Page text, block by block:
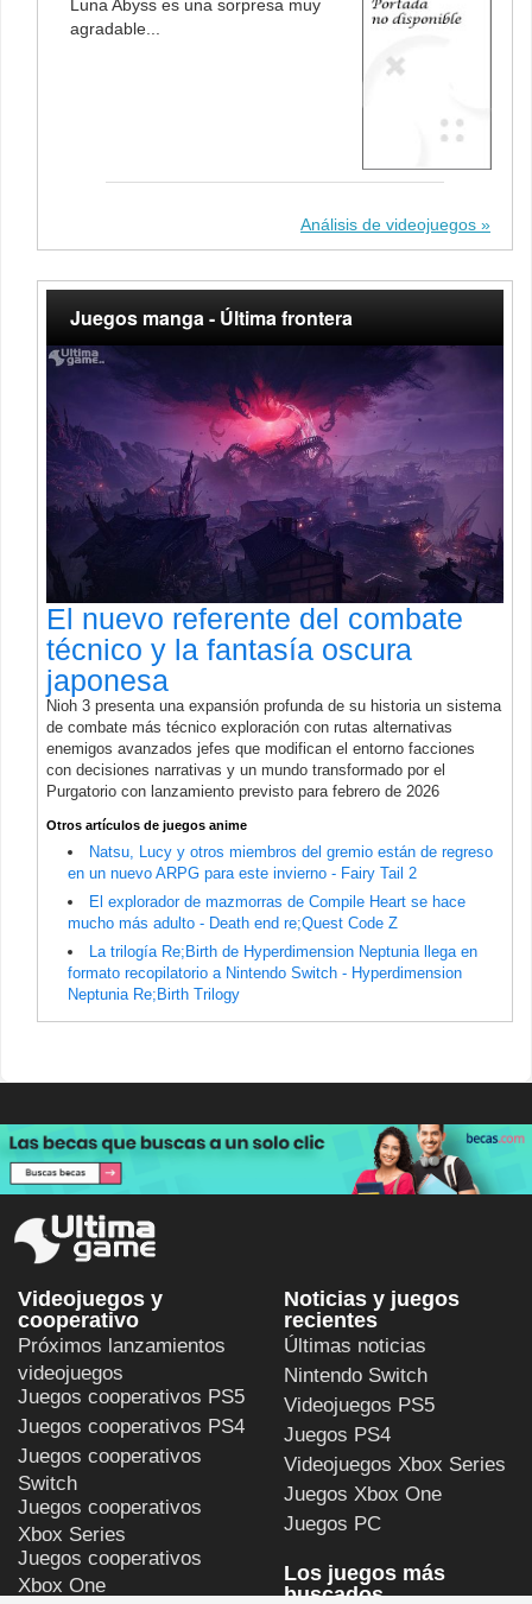
Luna Abyss es una sorpresa muy
agradable...
Análisis de videojuegos
Juegos manga - Última frontera
El nuevo referente del combate
técnico y la fantasía oscura
japonesa
Nioh 3 presenta una expansión profunda de su historia un sistema
de combate más técnico exploración con rutas alternativas
enemigos avanzados jefes que modifican el entorno facciones
con decisiones narrativas y un mundo transformado por el
Purgatorio con lanzamiento previsto para febrero de 2026
Otros artículos de juegos anime
Natsu, Lucy y otros miembros del gremio están de regreso
en un nuevo ARPG para este invierno - Fairy Tail 2
El explorador de mazmorras de Compile Heart se hace
mucho más adulto - Death end re;Quest Code Z
La trilogía Re;Birth de Hyperdimension Neptunia llega en
formato recopilatorio a Nintendo Switch - Hyperdimension
Neptunia Re;Birth Trilogy
Videojuegos y
cooperativo
Próximos lanzamientos
videojuegos
Juegos cooperativos PS5
Juegos cooperativos PS4
Juegos cooperativos
Switch
Juegos cooperativos
Xbox Series
Juegos cooperativos
Xbox One
Noticias y juegos
recientes
Últimas noticias
Nintendo Switch
Videojuegos PS5
Juegos PS4
Videojuegos Xbox Series
Juegos Xbox One
Juegos PC
Los juegos más
buscados